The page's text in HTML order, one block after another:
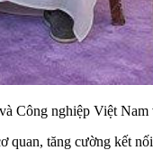
Công nghiệp Việt
tăng cường kết